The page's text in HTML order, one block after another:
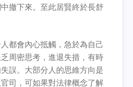
撤下來。至此居賢終於長舒
都會內心抵觸，急於為自己
周密思考，進退失措，有時
誤。大部分人的思維方向是
司，可如果對法律概念了解